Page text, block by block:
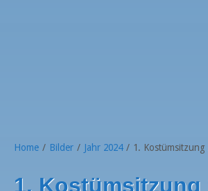
Home / Bilder / Jahr 2024 / 1. Kostümsitzung
1. Kostümsitzung